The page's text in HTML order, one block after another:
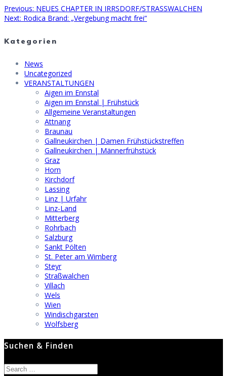
Beitragsnavigation
Previous: Previous
post:
NEUES CHAPTER IN IRRSDORF/STRASSWALCHEN
Next: Next
Rodica Brand: „Vergebung macht frei“
Kategorien
News
Uncategorized
VERANSTALTUNGEN
Aigen im Ennstal
Aigen im Ennstal | Frühstück
Allgemeine Veranstaltungen
Attnang
Braunau
Gallneukirchen | Damen Frühstückstreffen
Gallneukirchen | Männerfrühstück
Graz
Horn
Kirchdorf
Lassing
Linz | Urfahr
Linz-Land
Mitterberg
Rohrbach
Salzburg
Sankt Pölten
St. Peter am Wimberg
Steyr
Straßwalchen
Villach
Wels
Wien
Windischgarsten
Wolfsberg
Suchen & Finden
Search